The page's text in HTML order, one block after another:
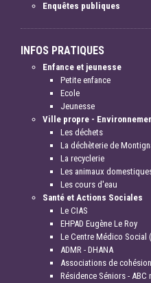
Enquêtes publiques
INFOS PRATIQUES
Enfance et jeunesse
Petite enfance
Ecole
Jeunesse
Ville propre -
Les déchets
La déchèterie de
La recyclerie
Les animaux
Les cours d'eau
Santé et Actions Sociales
Le CIAS
EHPAD Eugène Le Roy
Le Centre Médico Social
ADMR - DHANA
Associations de
Résidence Séniors - ABC